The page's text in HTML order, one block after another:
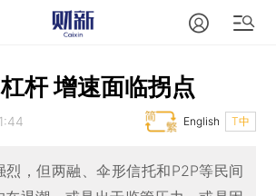
杆 增速面临拐点
T中
English
烈，但两融、伞形信托和P2P等民间